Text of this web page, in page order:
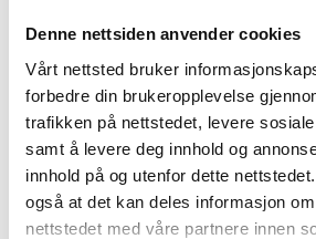
Denne nettsiden anvender cookies
Vårt nettsted bruker
forbedre din brukeropplevelse
trafikken på nettstedet, levere
samt å levere deg innhold og
innhold på og utenfor dette
også at det kan deles informasjon
nettstedet med våre partnere innen
Meld Skade
Min side
Ahlsell partner
Thorstensen
Styremedlem
Breiland
Styremedlem